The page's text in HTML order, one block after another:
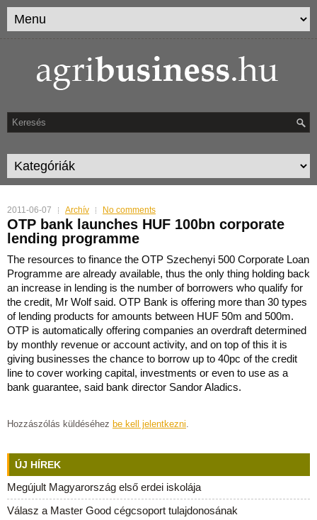
2011-06-07 Archív No comments
OTP bank launches HUF 100bn corporate
lending programme
The resources to finance the OTP Szechenyi 500 Corporate Loan
Programme are already available, thus the only thing holding back
an increase in lending is the number of borrowers who qualify for
the credit, Mr Wolf said. OTP Bank is offering more than 30 types
of lending products for amounts between HUF 50m and 500m.
OTP is automatically offering companies an overdraft determined
by monthly revenue or account activity, and on top of this it is
giving businesses the chance to borrow up to 40pc of the credit
line to cover working capital, investments or even to use as a
bank guarantee, said bank director Sandor Aladics.
Hozzászólás küldéséhez be kell jelentkezni.
ÚJ HÍREK
Megújult Magyarország első erdei iskolája
Válasz a Master Good cégcsoport tulajdonosának